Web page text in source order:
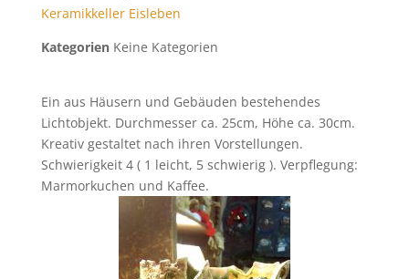
Keramikkeller Eisleben
KategorienKeine Kategorien
Ein aus Häusern und Gebäuden bestehendes
Lichtobjekt. Durchmesser ca. 25cm, Höhe ca. 30cm.
Kreativ gestaltet nach ihren Vorstellungen.
Schwierigkeit 4 ( 1 leicht, 5 schwierig ). Verpflegung:
Marmorkuchen und Kaffee.